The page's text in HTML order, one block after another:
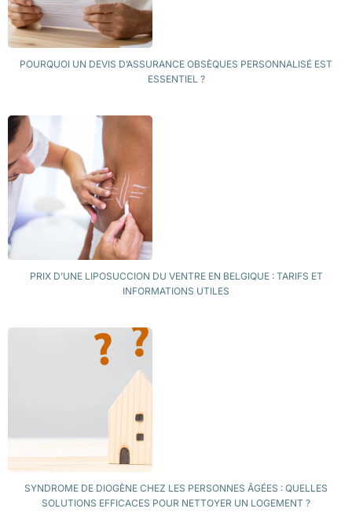
POURQUOI UN DEVIS D’ASSURANCE OBSÈQUES PERSONNALISÉ EST
ESSENTIEL ?
PRIX D’UNE LIPOSUCCION DU VENTRE EN BELGIQUE : TARIFS ET
INFORMATIONS UTILES
SYNDROME DE DIOGÈNE CHEZ LES PERSONNES ÂGÉES : QUELLES
SOLUTIONS EFFICACES POUR NETTOYER UN LOGEMENT ?